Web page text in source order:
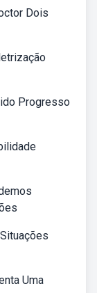
Dois
Progresso
Uma